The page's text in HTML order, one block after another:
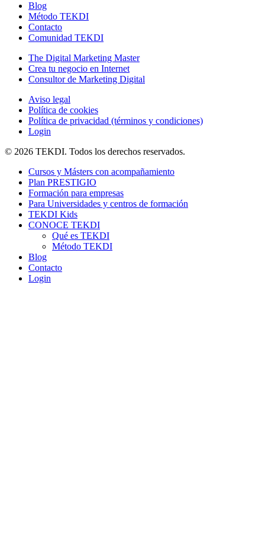
Blog
Método TEKDI
Contacto
Comunidad TEKDI
The Digital Marketing Master
Crea tu negocio en Internet
Consultor de Marketing Digital
Aviso legal
Política de cookies
Política de privacidad (términos y condiciones)
Login
© 2026 TEKDI. Todos los derechos reservados.
Cursos y Másters con acompañamiento
Plan PRESTIGIO
Formación para empresas
Para Universidades y centros de formación
TEKDI Kids
CONOCE TEKDI
Qué es TEKDI
Método TEKDI
Blog
Contacto
Login